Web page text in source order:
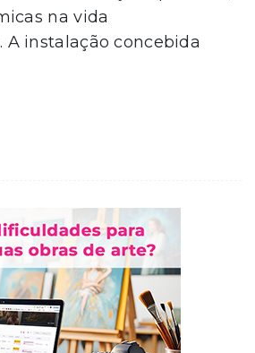
na vida
A instalação concebida